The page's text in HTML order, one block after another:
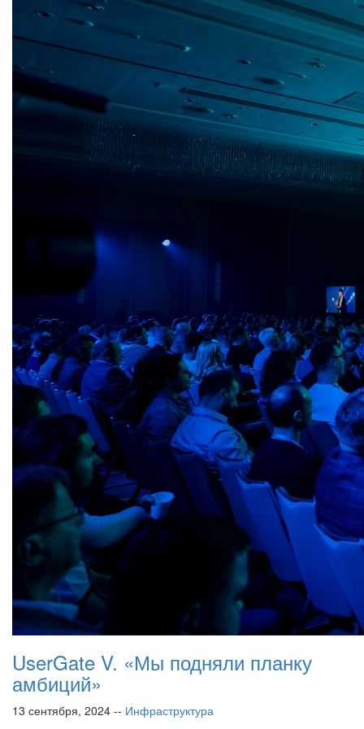
UserGate V. «Мы подняли планку
амбиций»
13 сентября, 2024 -- Инфраструктура